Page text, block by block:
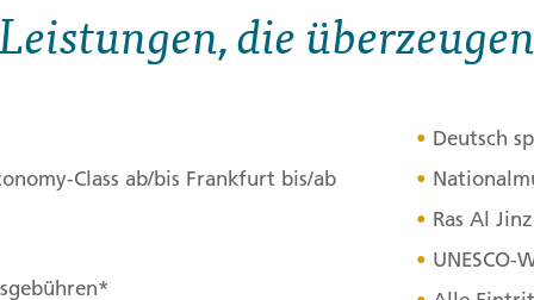
die vielen Gassen mit
Nationalmuseum
nicht an jeder Ecke zu
Für seine
gute Gelegenheit, etwas
Dhowfahrt in den
die überzeugen
Class ab/bis Frankfurt bis/ab
Deutsch
Ras Al
UNESCO-